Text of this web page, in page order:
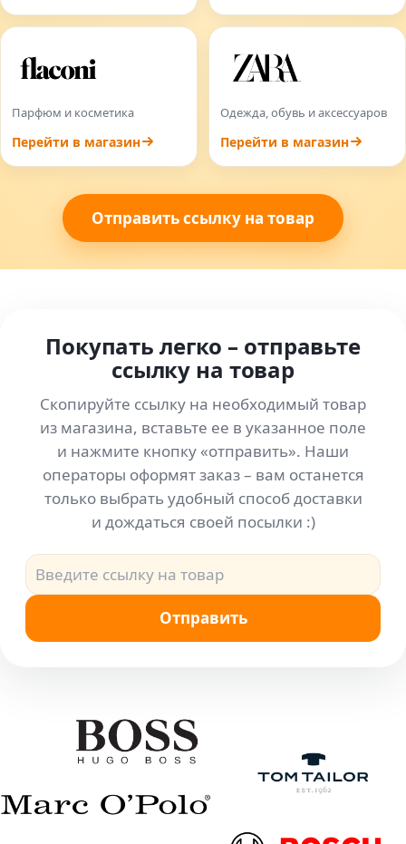
Парфюм и косметика
Перейти в магазин
Одежда, обувь и аксессуаров
Перейти в магазин
Отправить ссылку на товар
Покупать легко – отправьте
ссылку на товар
Скопируйте ссылку на необходимый товар
из магазина, вставьте ее в указанное поле
и нажмите кнопку «отправить». Наши
операторы оформят заказ – вам останется
только выбрать удобный способ доставки
и дождаться своей посылки :)
Отправить